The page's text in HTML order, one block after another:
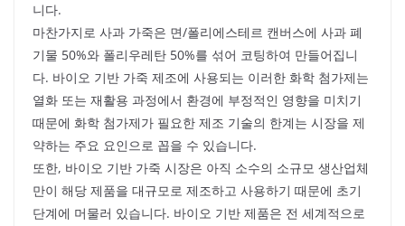
니다.
마찬가지로 사과 가죽은 면/폴리에스테르 캔버스에 사과 폐
기물 50%와 폴리우레탄 50%를 섞어 코팅하여 만들어집니
다. 바이오 기반 가죽 제조에 사용되는 이러한 화학 첨가제는
열화 또는 재활용 과정에서 환경에 부정적인 영향을 미치기
때문에 화학 첨가제가 필요한 제조 기술의 한계는 시장을 제
약하는 주요 요인으로 꼽을 수 있습니다.
또한, 바이오 기반 가죽 시장은 아직 소수의 소규모 생산업체
만이 해당 제품을 대규모로 제조하고 사용하기 때문에 초기
단계에 머물러 있습니다. 바이오 기반 제품은 전 세계적으로